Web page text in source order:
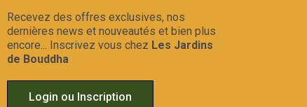
Recevez des offres exclusives, nos
dernières news et nouveautés et bien plus
encore... Inscrivez vous chez Les Jardins
de Bouddha
Login ou Inscription